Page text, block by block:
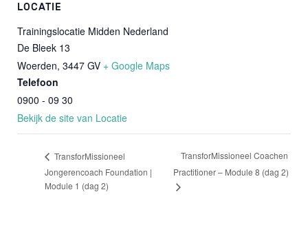
LOCATIE
Trainingslocatie Midden Nederland
De Bleek 13
Woerden, 3447 GV + Google Maps
Telefoon
0900 - 09 30
Bekijk de site van Locatie
TransforMissioneel
Jongerencoach Foundation |
Module 1 (dag 2)
TransforMissioneel Coachen
Practitioner – Module 8 (dag 2)